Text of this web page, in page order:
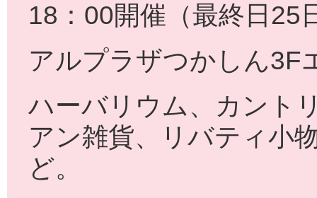
18：00開催（最終日25
アルプラザつかしん3F
ハーバリウム、カント
アン雑貨、リバティ小
ど。